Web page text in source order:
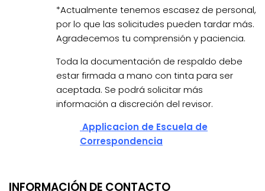
*Actualmente tenemos escasez de personal,
por lo que las solicitudes pueden tardar más.
Agradecemos tu comprensión y paciencia.
Toda la documentación de respaldo debe
estar firmada a mano con tinta para ser
aceptada. Se podrá solicitar más
información a discreción del revisor.
Applicacion de Escuela de
Correspondencia
INFORMACIÓN DE CONTACTO